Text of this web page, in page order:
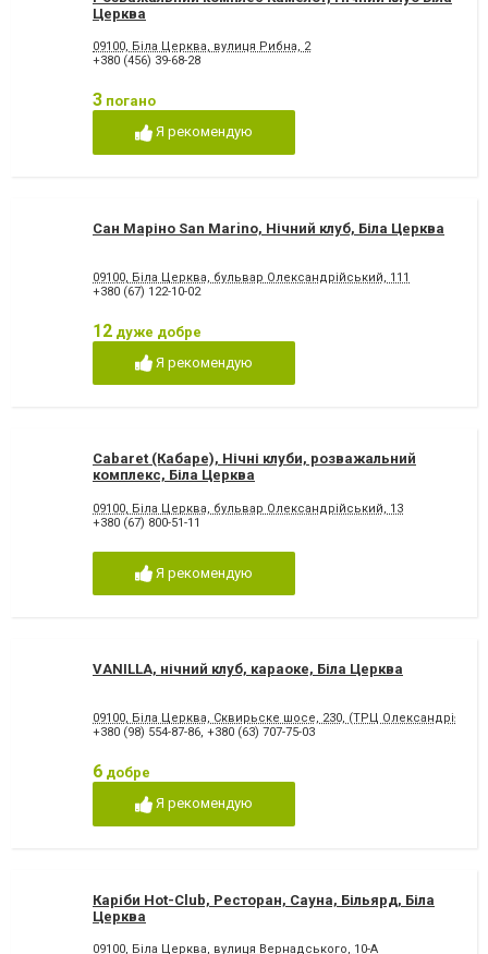
Церква
09100, Біла Церква, вулиця Рибна, 2
+380 (456) 39-68-28
3 погано
Я рекомендую
Сан Маріно San Marino, Нічний клуб, Біла Церква
09100, Біла Церква, бульвар Олександрійський, 111
+380 (67) 122-10-02
12 дуже добре
Я рекомендую
Cabaret (Кабаре), Нічні клуби, розважальний
комплекс, Біла Церква
09100, Біла Церква, бульвар Олександрійський, 13
+380 (67) 800-51-11
Я рекомендую
VANILLA, нічний клуб, караоке, Біла Церква
09100, Біла Церква, Сквирьске шосе, 230, (ТРЦ Олександрія, 3-
+380 (98) 554-87-86, +380 (63) 707-75-03
6 добре
Я рекомендую
Каріби Hot-Club, Ресторан, Сауна, Більярд, Біла
Церква
09100, Біла Церква, вулиця Вернадського, 10-А